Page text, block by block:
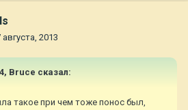
августа, 2013
Bruce сказал:
такое при чем тоже понос был,